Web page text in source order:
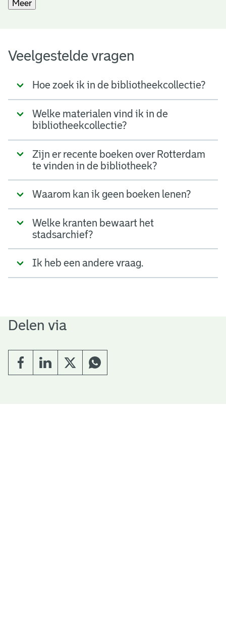
Meer
Veelgestelde vragen
Hoe zoek ik in de bibliotheekcollectie?
Welke materialen vind ik in de
bibliotheekcollectie?
Zijn er recente boeken over Rotterdam
te vinden in de bibliotheek?
Waarom kan ik geen boeken lenen?
Welke kranten bewaart het
stadsarchief?
Ik heb een andere vraag.
Delen via